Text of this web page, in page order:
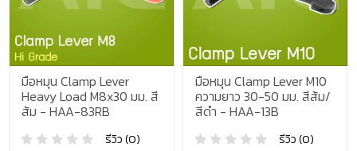
มือหมุน Clamp Lever
Heavy Load M8x30 มม. สี
ส้ม - HAA-83RB
รีวิว (0)
มือหมุน Clamp Lever M10
ความยาว 30-50 มม. สีส้ม/
สีดำ - HAA-13B
รีวิว (0)